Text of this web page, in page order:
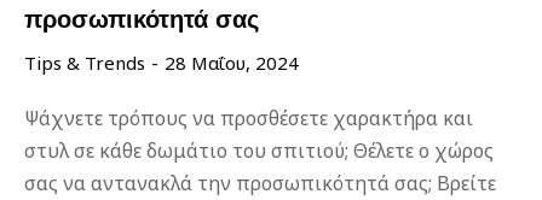
προσωπικότητά σας
Tips & Trends 28 Μαΐου, 2024
Ψάχνετε τρόπους να προσθέσετε χαρακτήρα και
στυλ σε κάθε δωμάτιο του σπιτιού; Θέλετε ο χώρος
σας να αντανακλά την προσωπικότητά σας; Βρείτε